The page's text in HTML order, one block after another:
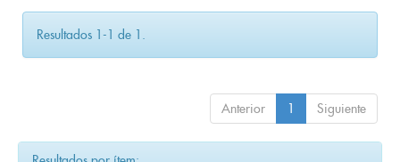
Resultados 1-1 de 1.
Anterior 1 Siguiente